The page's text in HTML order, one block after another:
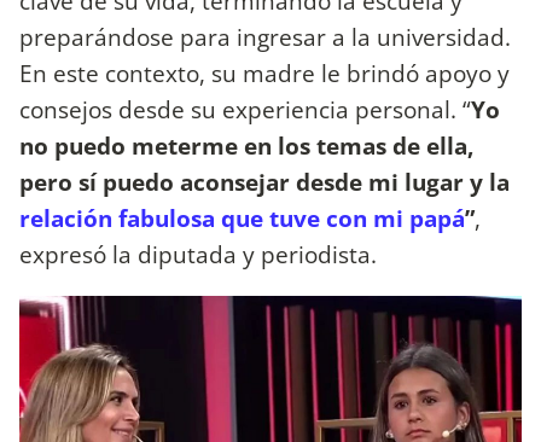
preparándose para ingresar a la universidad.
En este contexto, su madre le brindó apoyo y
consejos desde su experiencia personal. “Yo
no puedo meterme en los temas de ella,
pero sí puedo aconsejar desde mi lugar y la
relación fabulosa que tuve con mi papá”,
expresó la diputada y periodista.